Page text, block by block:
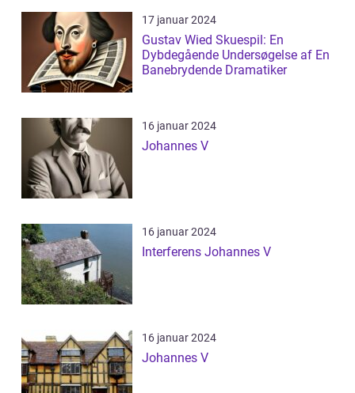
17 januar 2024
Gustav Wied Skuespil: En
Dybdegående Undersøgelse af En
Banebrydende Dramatiker
16 januar 2024
Johannes V
16 januar 2024
Interferens Johannes V
16 januar 2024
Johannes V